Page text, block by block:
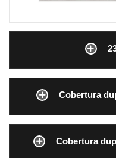
Cobertura
Cobertura